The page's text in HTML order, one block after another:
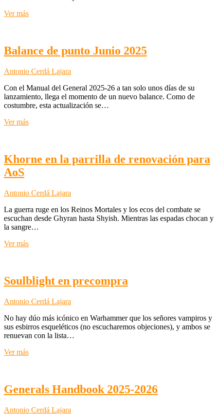
Ver másCatay
Balance de punto Junio 2025
Antonio Cerdá Lajara
Con el Manual del General 2025-26 a tan solo unos días de su
lanzamiento, llega el momento de un nuevo balance. Como de
costumbre, esta actualización se…
Ver másBalance
2025
Khorne en la parrilla de renovación para
AoS
Antonio Cerdá Lajara
La guerra ruge en los Reinos Mortales y los ecos del combate se
escuchan desde Ghyran hasta Shyish. Mientras las espadas chocan y
la sangre…
Ver másKhorne
de
renovación
AoS
Soulblight en precompra
Antonio Cerdá Lajara
No hay dúo más icónico en Warhammer que los señores vampiros y
sus esbirros esqueléticos (no escucharemos objeciones), y ambos se
renuevan con la lista…
Ver másSoulblight
Generals Handbook 2025-2026
Antonio Cerdá Lajara